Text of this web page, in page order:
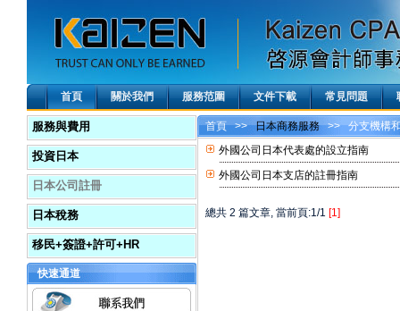
首頁 關於我們 服務范圍 文件下載 常見問題
服務與費用
投資日本
日本公司註冊
日本稅務
移民+簽證+許可+HR
快速通道
首頁>>日本商務服務>> 分支機構和
外國公司日本代表處的設立指南
外國公司日本支店的註冊指南
總共 2 篇文章, 當前頁:1/1 [1]